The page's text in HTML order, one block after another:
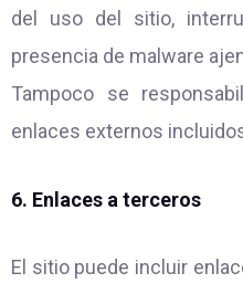
del uso del sitio,
presencia de malware
Tampoco se
enlaces externos
6. Enlaces a terceros
El sitio puede incluir